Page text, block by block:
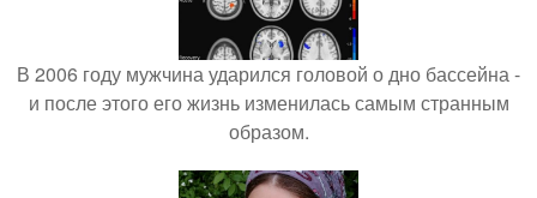
В 2006 году мужчина ударился головой о дно бассейна -
и после этого его жизнь изменилась самым странным
образом.